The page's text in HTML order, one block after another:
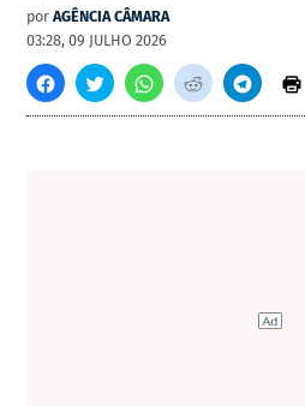
por AGÊNCIA CÂMARA
03:28, 09 JULHO 2026